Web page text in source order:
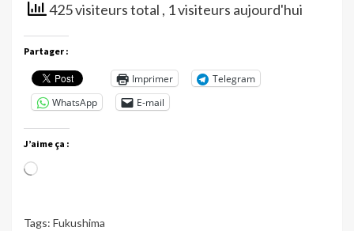
425 visiteurs total , 1 visiteurs aujourd'hui
Partager :
Imprimer
Telegram
WhatsApp
E-mail
J’aime ça :
Chargement…
Tags: Fukushima